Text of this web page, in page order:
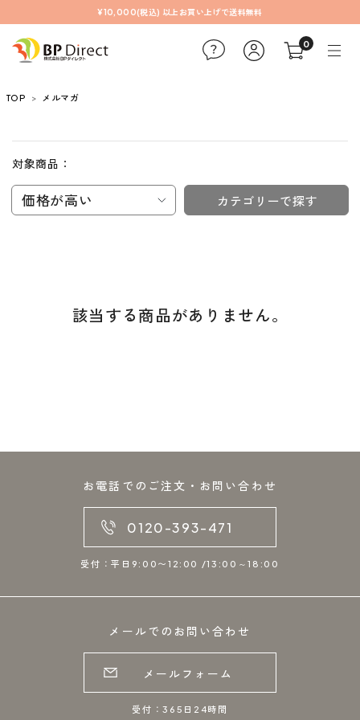
¥10,000(税込) 以上お買い上げで送料無料
0
TOP メルマガ
対象商品：
価格が高い カテゴリーで探す
該当する商品がありません。
お電話でのご注文・お問い合わせ
0120-393-471
受付：平日9:00〜12:00 /13:00～18:00
メールでのお問い合わせ
メールフォーム
受付：365日24時間